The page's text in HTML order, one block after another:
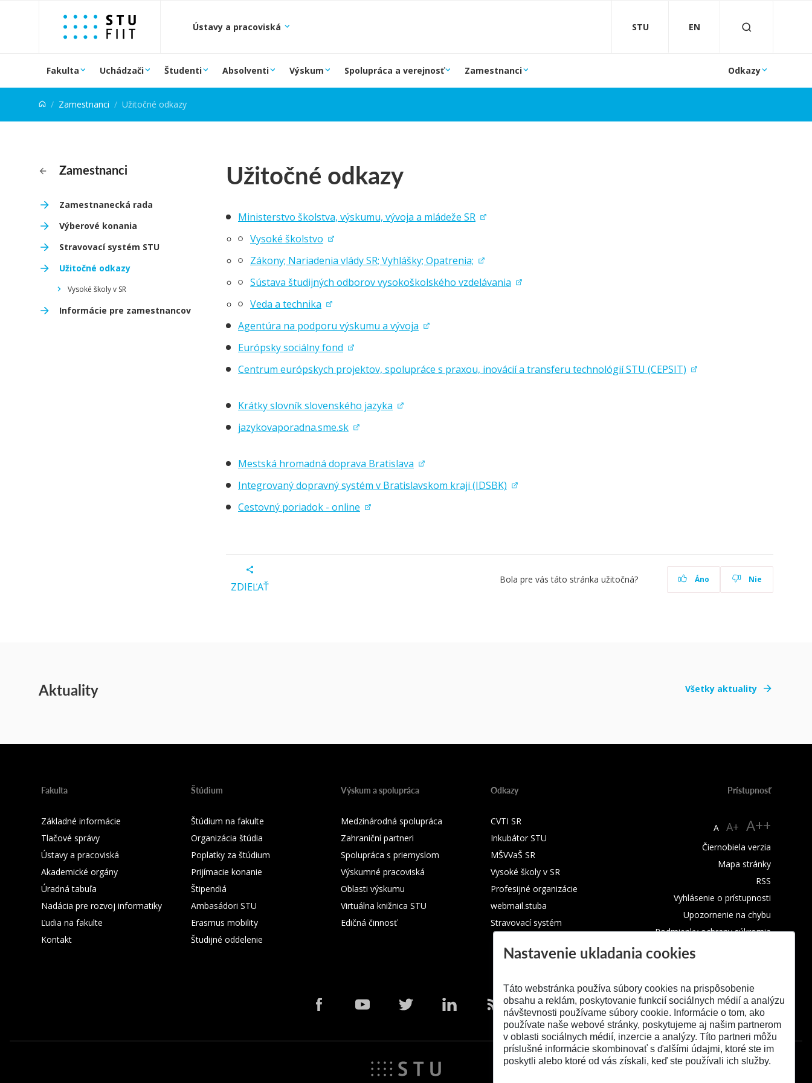
Prejsť na obsah
Ústavy a pracoviská STU EN
Fakulta Uchádzači Študenti Absolventi Výskum Spolupráca a verejnosť Zamestnanci Odkazy
Zamestnanci Užitočné odkazy
Zamestnanci
Zamestnanecká rada
Výberové konania
Stravovací systém STU
Užitočné odkazy
Vysoké školy v SR
Informácie pre zamestnancov
Užitočné odkazy
Ministerstvo školstva, výskumu, vývoja a mládeže SR
Vysoké školstvo
Zákony; Nariadenia vlády SR; Vyhlášky; Opatrenia;
Sústava študijných odborov vysokoškolského vzdelávania
Veda a technika
Agentúra na podporu výskumu a vývoja
Európsky sociálny fond
Centrum európskych projektov, spolupráce s praxou, inovácií a transferu technológií STU (CEPSIT)
Krátky slovník slovenského jazyka
jazykovaporadna.sme.sk
Mestská hromadná doprava Bratislava
Integrovaný dopravný systém v Bratislavskom kraji (IDSBK)
Cestovný poriadok - online
ZDIEĽAŤ
Bola pre vás táto stránka užitočná? Áno Nie
Aktuality Všetky aktuality
Fakulta
Základné informácie
Tlačové správy
Ústavy a pracoviská
Akademické orgány
Úradná tabuľa
Nadácia pre rozvoj informatiky
Ľudia na fakulte
Kontakt
Štúdium
Štúdium na fakulte
Organizácia štúdia
Poplatky za štúdium
Prijímacie konanie
Štipendiá
Ambasádori STU
Erasmus mobility
Študijné oddelenie
Výskum a spolupráca
Medzinárodná spolupráca
Zahraniční partneri
Spolupráca s priemyslom
Výskumné pracoviská
Oblasti výskumu
Virtuálna knižnica STU
Edičná činnosť
Odkazy
CVTI SR
Inkubátor STU
MŠVVaŠ SR
Vysoké školy v SR
Profesijné organizácie
webmail.stuba
Stravovací systém
Prístupnosť
A A+ A++
Čiernobiela verzia
Mapa stránky
RSS
Vyhlásenie o prístupnosti
Upozornenie na chybu
Podmienky ochrany súkromia
Nastavenie ukladania cookies
Táto webstránka používa súbory cookies na prispôsobenie
obsahu a reklám, poskytovanie funkcií sociálnych médií a analýzu
návštevnosti používame súbory cookie. Informácie o tom, ako
používate naše webové stránky, poskytujeme aj našim partnerom
v oblasti sociálnych médií, inzercie a analýzy. Títo partneri môžu
príslušné informácie skombinovať s ďalšími údajmi, ktoré ste im
poskytli alebo ktoré od vás získali, keď ste používali ich služby.